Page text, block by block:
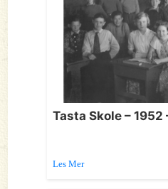
Tasta Skole – 1952
Les Mer